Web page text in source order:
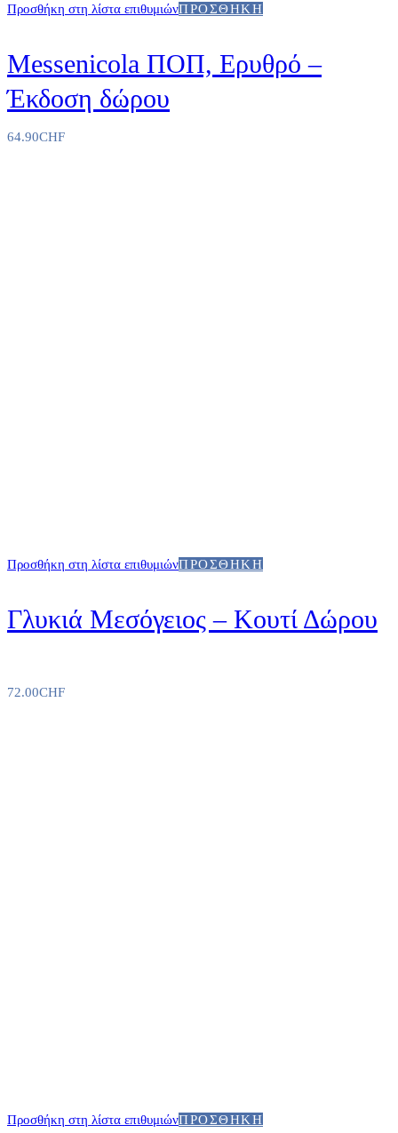
Προσθήκη στη λίστα επιθυμιώνΠΡΟΣΘΉΚΗ
Messenicola ΠΟΠ, Ερυθρό –
Έκδοση δώρου
64.90CHF
Προσθήκη στη λίστα επιθυμιώνΠΡΟΣΘΉΚΗ
Γλυκιά Μεσόγειος – Κουτί Δώρου
72.00CHF
Προσθήκη στη λίστα επιθυμιώνΠΡΟΣΘΉΚΗ